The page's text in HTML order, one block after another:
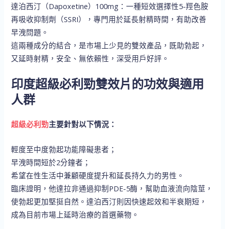
達泊西汀（Dapoxetine）100mg：一種短效選擇性5-羥色胺
再吸收抑制劑（SSRI），專門用於延長射精時間，有助改善
早洩問題。
這兩種成分的結合，是市場上少見的雙效產品，既助勃起，
又延時射精，安全、無依賴性，深受用戶好評。
印度超級必利勁雙效片的功效與適用
人群
超級必利勁主要針對以下情況：
輕度至中度勃起功能障礙患者；
早洩時間短於2分鐘者；
希望在性生活中兼顧硬度提升和延長持久力的男性。
臨床證明，他達拉非通過抑制PDE-5酶，幫助血液流向陰莖，
使勃起更加堅挺自然。達泊西汀則因快速起效和半衰期短，
成為目前市場上延時治療的首選藥物。